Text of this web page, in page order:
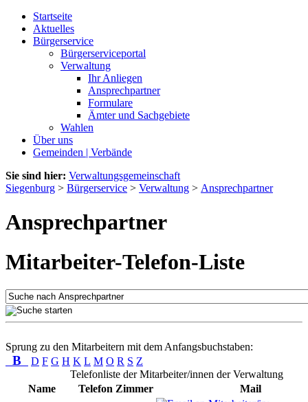
Startseite
Aktuelles
Bürgerservice
Bürgerserviceportal
Verwaltung
Ihr Anliegen
Ansprechpartner
Formulare
Ämter und Sachgebiete
Wahlen
Über uns
Gemeinden | Verbände
Sie sind hier: Verwaltungsgemeinschaft
Siegenburg > Bürgerservice > Verwaltung > Ansprechpartner
Ansprechpartner
Mitarbeiter-Telefon-Liste
Sprung zu den Mitarbeitern mit dem Anfangsbuchstaben:
B D F G H K L M O R S Z
Telefonliste der Mitarbeiter/innen der Verwaltung
Name
Telefon Zimmer
Mail